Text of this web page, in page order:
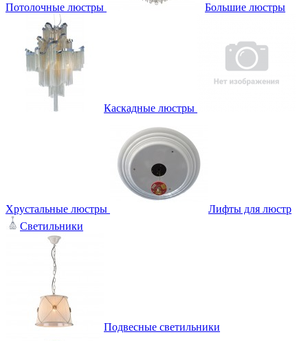
Потолочные люстры Большие люстры
Каскадные люстры
Хрустальные люстры
Лифты для люстр
Светильники
Подвесные светильники